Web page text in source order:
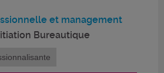
et management
Bureautique